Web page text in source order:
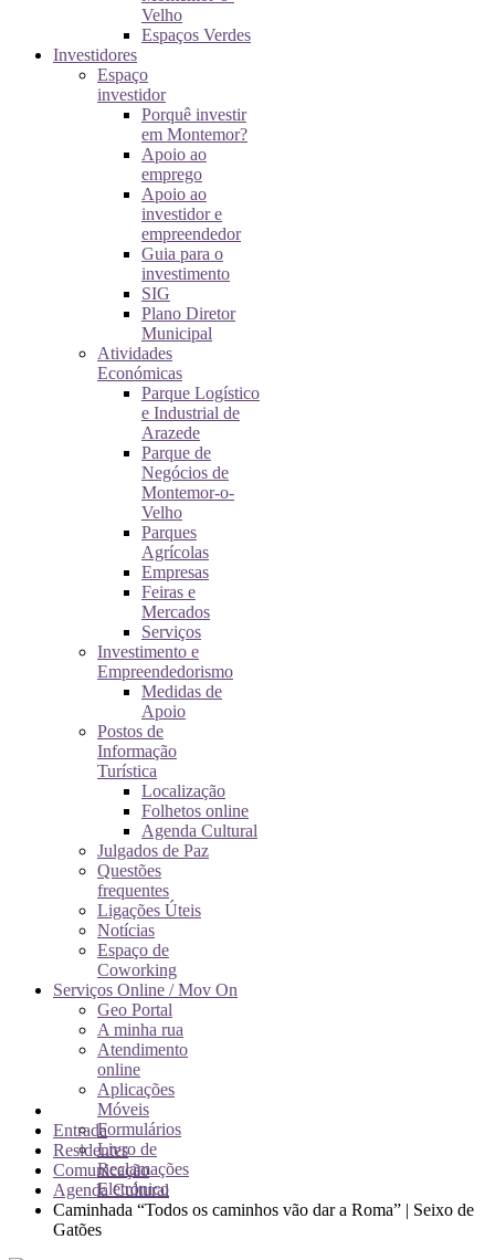
Velho
Espaços Verdes
Investidores
Espaço
investidor
Porquê investir
em Montemor?
Apoio ao
emprego
Apoio ao
investidor e
empreendedor
Guia para o
investimento
SIG
Plano Diretor
Municipal
Atividades
Económicas
Parque Logístico
e Industrial de
Arazede
Parque de
Negócios de
Montemor-o-
Velho
Parques
Agrícolas
Empresas
Feiras e
Mercados
Serviços
Investimento e
Empreendedorismo
Medidas de
Apoio
Postos de
Informação
Turística
Localização
Folhetos online
Agenda Cultural
Julgados de Paz
Questões
frequentes
Ligações Úteis
Notícias
Espaço de
Coworking
Serviços Online / Mov On
Geo Portal
A minha rua
Atendimento
online
Aplicações
Móveis
Formulários
Livro de
Reclamações
Eletrónico
Entrada
Residentes
Comunicação
Agenda Cultural
Caminhada “Todos os caminhos vão dar a Roma” | Seixo de
Gatões